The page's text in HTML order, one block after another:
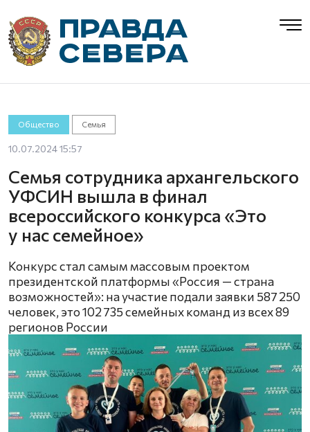
Общество Семья
10.07.2024 15:57
Семья сотрудника архангельского
УФСИН вышла в финал
всероссийского конкурса «Это
у нас семейное»
Конкурс стал самым массовым проектом
президентской платформы «Россия — страна
возможностей»: на участие подали заявки 587 250
человек, это 102 735 семейных команд из всех 89
регионов России